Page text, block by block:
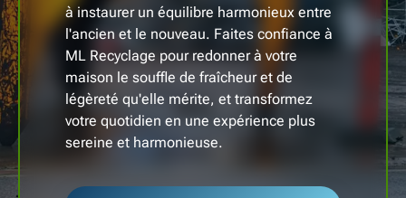
à instaurer un équilibre harmonieux entre
l'ancien et le nouveau. Faites confiance à
ML Recyclage pour redonner à votre
maison le souffle de fraîcheur et de
légèreté qu'elle mérite, et transformez
votre quotidien en une expérience plus
sereine et harmonieuse.